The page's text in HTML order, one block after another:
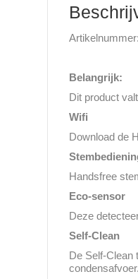
Belangrijk:
Dit product
Wifi
Download de
Handsfree
Eco-sensor
Deze
Self-Clean
De Self-Clean